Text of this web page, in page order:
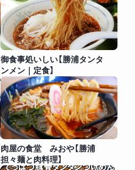
御食事処いしい【勝浦タンタ
ンメン｜定食】
肉屋の食堂 みおや【勝浦
担々麺と肉料理】